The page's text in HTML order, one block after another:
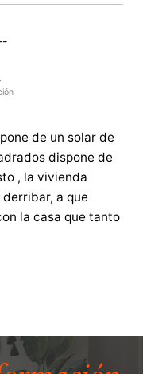
de un solar de
dispone de
, la vivienda
a que
la casa que tanto